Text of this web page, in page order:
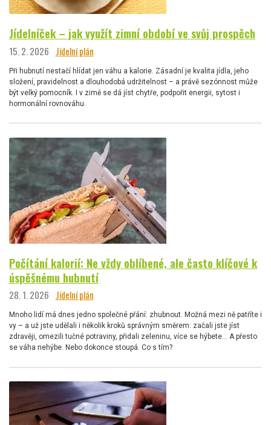
Jídelníček – jak využít zimní období ve svůj prospěch
15. 2. 2026 Jídelní plán
Při hubnutí nestačí hlídat jen váhu a kalorie. Zásadní je kvalita jídla, jeho
složení, pravidelnost a dlouhodobá udržitelnost – a právě sezónnost může
být velký pomocník. I v zimě se dá jíst chytře, podpořit energii, sytost i
hormonální rovnováhu.
Počítání kalorií: Ne vždy oblíbené, ale často klíčové k
úspěšnému hubnutí
28. 1. 2026 Jídelní plán
Mnoho lidí má dnes jedno společné přání: zhubnout. Možná mezi ně patříte i
vy – a už jste udělali i několik kroků správným směrem: začali jste jíst
zdravěji, omezili tučné potraviny, přidali zeleninu, více se hýbete… A přesto
se váha nehýbe. Nebo dokonce stoupá. Co s tím?